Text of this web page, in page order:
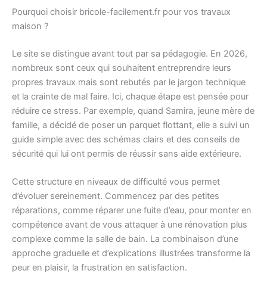
Pourquoi choisir bricole-facilement.fr pour vos travaux
maison ?
Le site se distingue avant tout par sa pédagogie. En 2026,
nombreux sont ceux qui souhaitent entreprendre leurs
propres travaux mais sont rebutés par le jargon technique
et la crainte de mal faire. Ici, chaque étape est pensée pour
réduire ce stress. Par exemple, quand Samira, jeune mère de
famille, a décidé de poser un parquet flottant, elle a suivi un
guide simple avec des schémas clairs et des conseils de
sécurité qui lui ont permis de réussir sans aide extérieure.
Cette structure en niveaux de difficulté vous permet
d’évoluer sereinement. Commencez par des petites
réparations, comme réparer une fuite d’eau, pour monter en
compétence avant de vous attaquer à une rénovation plus
complexe comme la salle de bain. La combinaison d’une
approche graduelle et d’explications illustrées transforme la
peur en plaisir, la frustration en satisfaction.